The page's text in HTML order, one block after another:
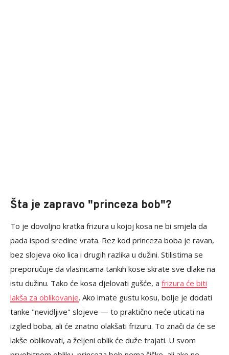
Šta je zapravo "princeza bob"?
To je dovoljno kratka frizura u kojoj kosa ne bi smjela da
pada ispod sredine vrata. Rez kod princeza boba je ravan,
bez slojeva oko lica i drugih razlika u dužini. Stilistima se
preporučuje da vlasnicama tankih kose skrate sve dlake na
istu dužinu. Tako će kosa djelovati gušće, a frizura će biti
lakša za oblikovanje. Ako imate gustu kosu, bolje je dodati
tanke "nevidljive" slojeve — to praktično neće uticati na
izgled boba, ali će znatno olakšati frizuru. To znači da će se
lakše oblikovati, a željeni oblik će duže trajati. U svom